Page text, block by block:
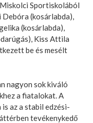
Sportiskolából
(kosárlabda),
(kosárlabda),
Kiss Attila
be és mesélt
nagyon sok kiváló
a fiatalokat. A
az a stabil edzési-
tevékenykedő